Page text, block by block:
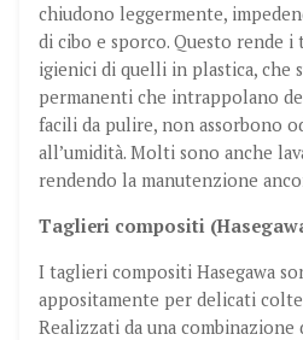
chiudono leggermente,
di cibo e sporco. Questo rende
igienici di quelli in plastica, che
permanenti che intrappolano
facili da pulire, non assorbono
all’umidità. Molti sono anche
rendendo la manutenzione
Taglieri compositi
I taglieri compositi Hasegawa
appositamente per delicati
Realizzati da una combinazione